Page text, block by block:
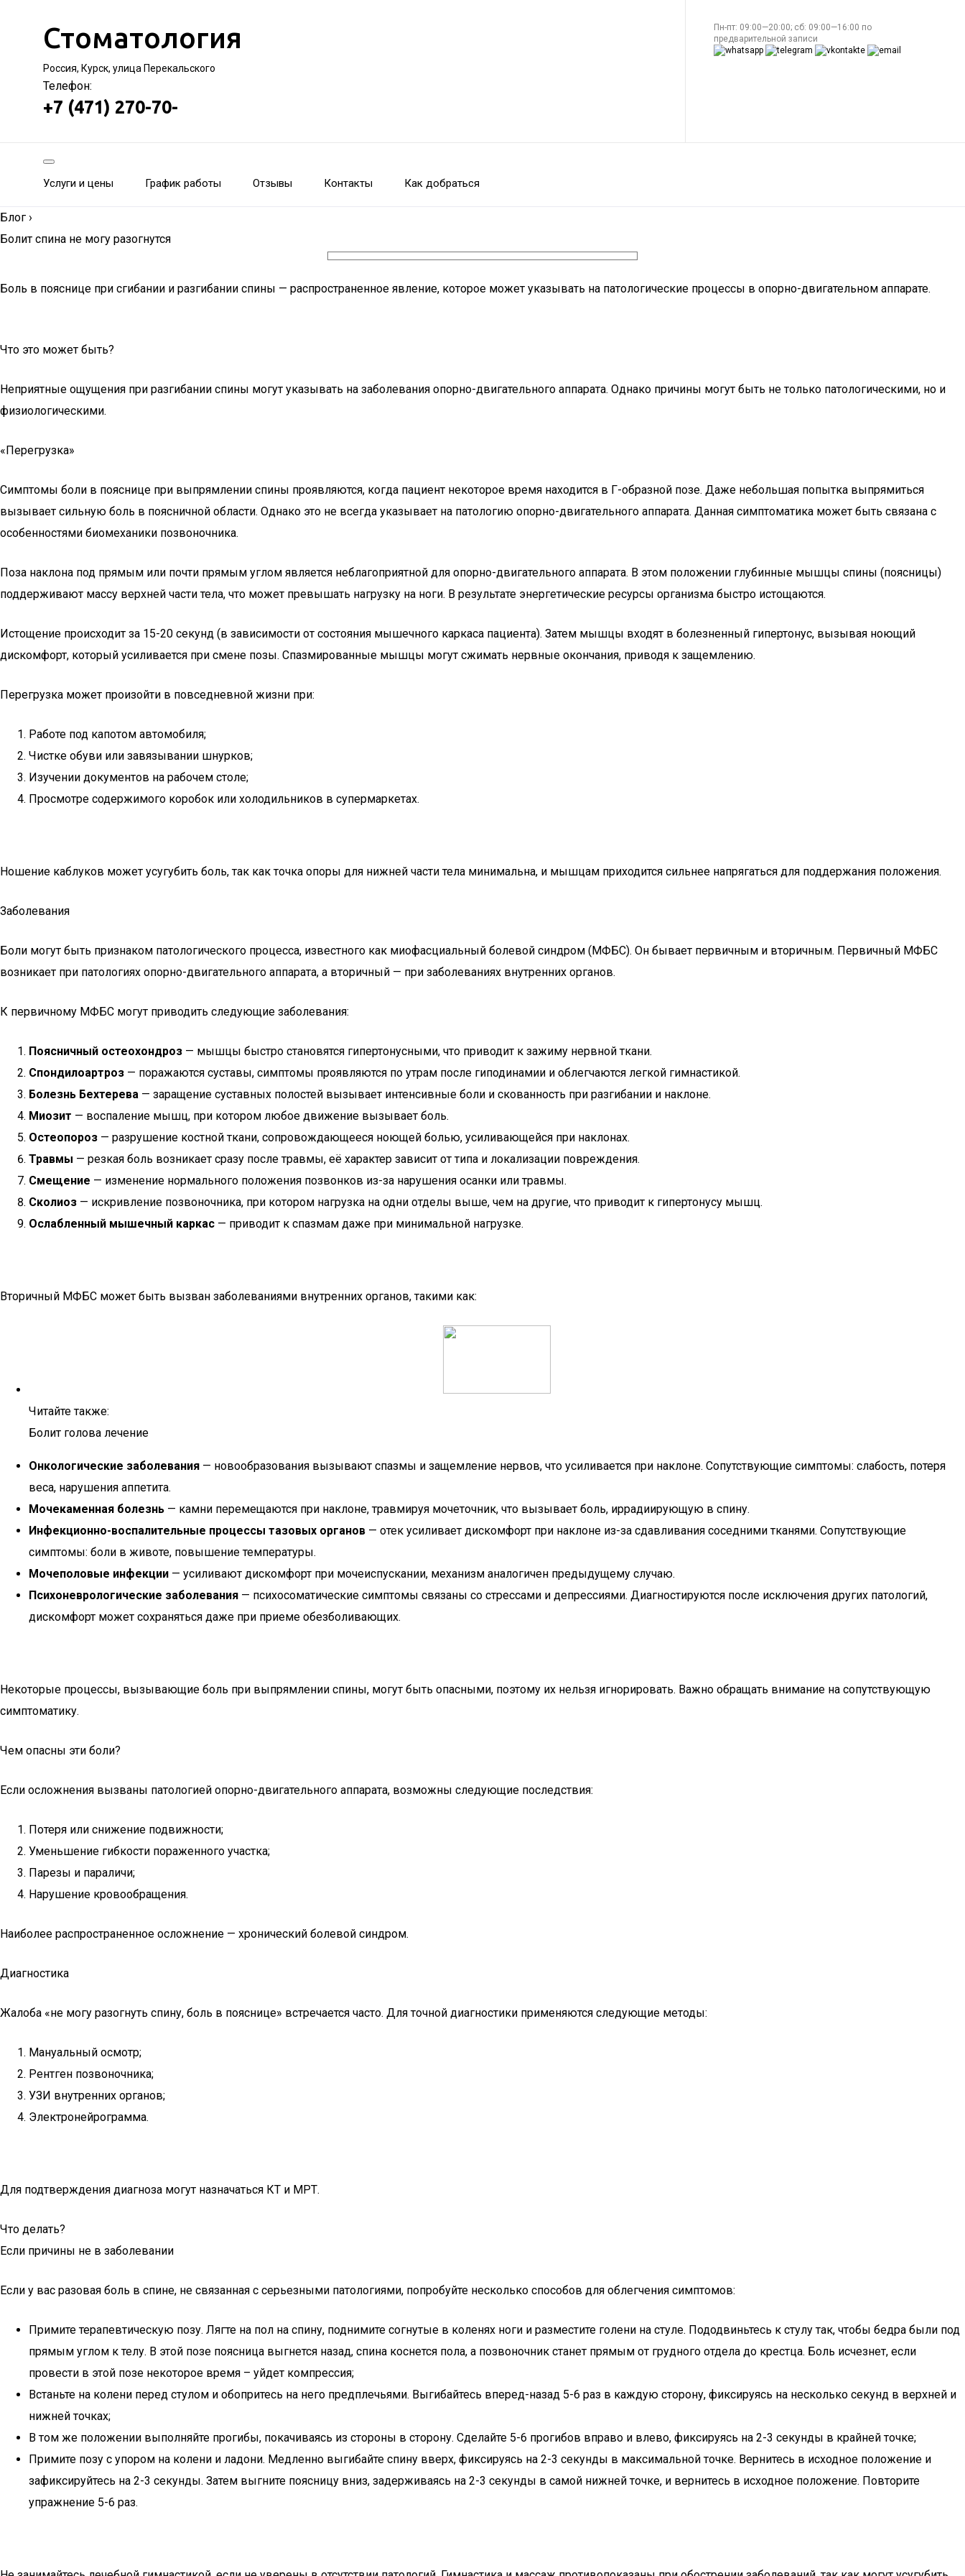
Стоматология
Россия, Курск, улица Перекальского
Телефон:
+7 (471) 270-70-
Пн-пт: 09:00—20:00; сб: 09:00—16:00 по
предварительной записи
Услуги и цены График работы Отзывы Контакты Как добраться
Блог ›
Болит спина не могу разогнутся
Боль в пояснице при сгибании и разгибании спины — распространенное явление, которое может указывать на патологические процессы в опорно-двигательном аппарате.
Что это может быть?
Неприятные ощущения при разгибании спины могут указывать на заболевания опорно-двигательного аппарата. Однако причины могут быть не только патологическими, но и
физиологическими.
«Перегрузка»
Симптомы боли в пояснице при выпрямлении спины проявляются, когда пациент некоторое время находится в Г-образной позе. Даже небольшая попытка выпрямиться
вызывает сильную боль в поясничной области. Однако это не всегда указывает на патологию опорно-двигательного аппарата. Данная симптоматика может быть связана с
особенностями биомеханики позвоночника.
Поза наклона под прямым или почти прямым углом является неблагоприятной для опорно-двигательного аппарата. В этом положении глубинные мышцы спины (поясницы)
поддерживают массу верхней части тела, что может превышать нагрузку на ноги. В результате энергетические ресурсы организма быстро истощаются.
Истощение происходит за 15-20 секунд (в зависимости от состояния мышечного каркаса пациента). Затем мышцы входят в болезненный гипертонус, вызывая ноющий
дискомфорт, который усиливается при смене позы. Спазмированные мышцы могут сжимать нервные окончания, приводя к защемлению.
Перегрузка может произойти в повседневной жизни при:
Работе под капотом автомобиля;
Чистке обуви или завязывании шнурков;
Изучении документов на рабочем столе;
Просмотре содержимого коробок или холодильников в супермаркетах.
Ношение каблуков может усугубить боль, так как точка опоры для нижней части тела минимальна, и мышцам приходится сильнее напрягаться для поддержания положения.
Заболевания
Боли могут быть признаком патологического процесса, известного как миофасциальный болевой синдром (МФБС). Он бывает первичным и вторичным. Первичный МФБС
возникает при патологиях опорно-двигательного аппарата, а вторичный — при заболеваниях внутренних органов.
К первичному МФБС могут приводить следующие заболевания:
Поясничный остеохондроз — мышцы быстро становятся гипертонусными, что приводит к зажиму нервной ткани.
Спондилоартроз — поражаются суставы, симптомы проявляются по утрам после гиподинамии и облегчаются легкой гимнастикой.
Болезнь Бехтерева — заращение суставных полостей вызывает интенсивные боли и скованность при разгибании и наклоне.
Миозит — воспаление мышц, при котором любое движение вызывает боль.
Остеопороз — разрушение костной ткани, сопровождающееся ноющей болью, усиливающейся при наклонах.
Травмы — резкая боль возникает сразу после травмы, её характер зависит от типа и локализации повреждения.
Смещение — изменение нормального положения позвонков из-за нарушения осанки или травмы.
Сколиоз — искривление позвоночника, при котором нагрузка на одни отделы выше, чем на другие, что приводит к гипертонусу мышц.
Ослабленный мышечный каркас — приводит к спазмам даже при минимальной нагрузке.
Вторичный МФБС может быть вызван заболеваниями внутренних органов, такими как:
Читайте также:
Болит голова лечение
Онкологические заболевания — новообразования вызывают спазмы и защемление нервов, что усиливается при наклоне. Сопутствующие симптомы: слабость, потеря
веса, нарушения аппетита.
Мочекаменная болезнь — камни перемещаются при наклоне, травмируя мочеточник, что вызывает боль, иррадиирующую в спину.
Инфекционно-воспалительные процессы тазовых органов — отек усиливает дискомфорт при наклоне из-за сдавливания соседними тканями. Сопутствующие
симптомы: боли в животе, повышение температуры.
Мочеполовые инфекции — усиливают дискомфорт при мочеиспускании, механизм аналогичен предыдущему случаю.
Психоневрологические заболевания — психосоматические симптомы связаны со стрессами и депрессиями. Диагностируются после исключения других патологий,
дискомфорт может сохраняться даже при приеме обезболивающих.
Некоторые процессы, вызывающие боль при выпрямлении спины, могут быть опасными, поэтому их нельзя игнорировать. Важно обращать внимание на сопутствующую
симптоматику.
Чем опасны эти боли?
Если осложнения вызваны патологией опорно-двигательного аппарата, возможны следующие последствия:
Потеря или снижение подвижности;
Уменьшение гибкости пораженного участка;
Парезы и параличи;
Нарушение кровообращения.
Наиболее распространенное осложнение — хронический болевой синдром.
Диагностика
Жалоба «не могу разогнуть спину, боль в пояснице» встречается часто. Для точной диагностики применяются следующие методы:
Мануальный осмотр;
Рентген позвоночника;
УЗИ внутренних органов;
Электронейрограмма.
Для подтверждения диагноза могут назначаться КТ и МРТ.
Что делать?
Если причины не в заболевании
Если у вас разовая боль в спине, не связанная с серьезными патологиями, попробуйте несколько способов для облегчения симптомов:
Примите терапевтическую позу. Лягте на пол на спину, поднимите согнутые в коленях ноги и разместите голени на стуле. Пододвиньтесь к стулу так, чтобы бедра были под
прямым углом к телу. В этой позе поясница выгнется назад, спина коснется пола, а позвоночник станет прямым от грудного отдела до крестца. Боль исчезнет, если
провести в этой позе некоторое время – уйдет компрессия;
Встаньте на колени перед стулом и обопритесь на него предплечьями. Выгибайтесь вперед-назад 5-6 раз в каждую сторону, фиксируясь на несколько секунд в верхней и
нижней точках;
В том же положении выполняйте прогибы, покачиваясь из стороны в сторону. Сделайте 5-6 прогибов вправо и влево, фиксируясь на 2-3 секунды в крайней точке;
Примите позу с упором на колени и ладони. Медленно выгибайте спину вверх, фиксируясь на 2-3 секунды в максимальной точке. Вернитесь в исходное положение и
зафиксируйтесь на 2-3 секунды. Затем выгните поясницу вниз, задерживаясь на 2-3 секунды в самой нижней точке, и вернитесь в исходное положение. Повторите
упражнение 5-6 раз.